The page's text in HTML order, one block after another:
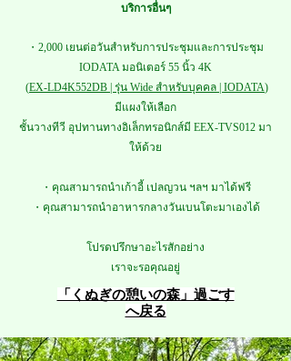
บริการอื่นๆ
・2,000 เยนต่อวันสำหรับการประชุมและการประชุม
IODATA มอนิเตอร์ 55 นิ้ว 4K
(EX-LD4K552DB | รุ่น Wide สำหรับบุคคล | IODATA)
มีแผงให้เลือก
ชั้นวางทีวี อุปทานทางอิเล็กทรอนิกส์มี EEX-TVS012 มา
ให้ด้วย
・คุณสามารถนำเก้าอี้ เปลญวน ฯลฯ มาได้ฟรี
・คุณสามารถนำอาหารกลางวันเบนโตะมาเองได้
โปรดปรึกษาอะไรสักอย่าง
เราจะรอคุณอยู่
​「くぬぎの憩いの森」過ごす
へ戻る